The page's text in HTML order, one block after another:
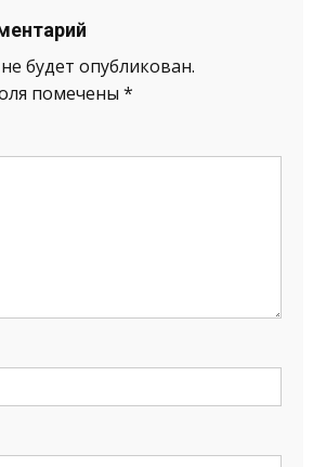
будет опубликован.
помечены *